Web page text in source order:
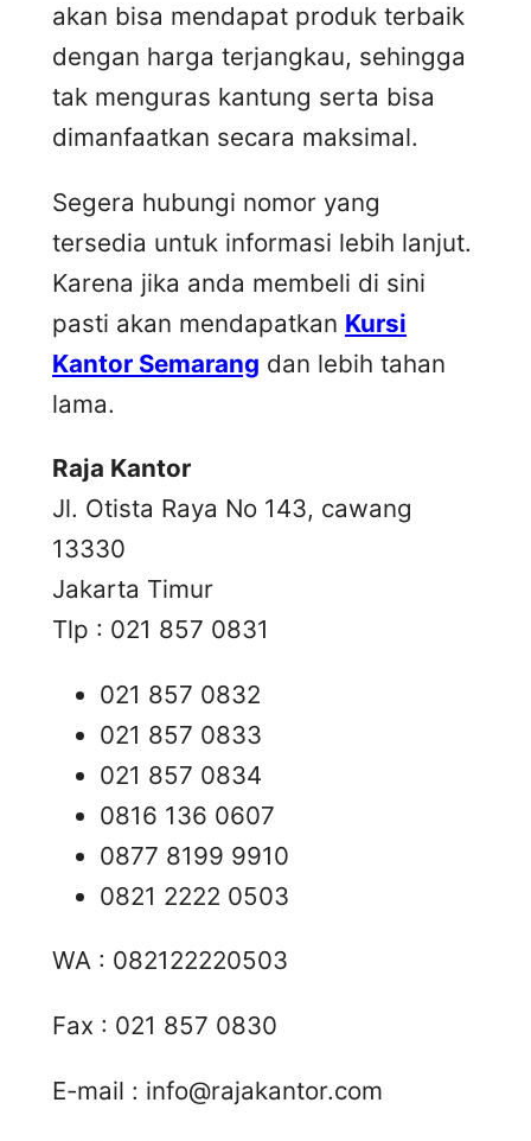
akan bisa mendapat produk terbaik
dengan harga terjangkau, sehingga
tak menguras kantung serta bisa
dimanfaatkan secara maksimal.
Segera hubungi nomor yang
tersedia untuk informasi lebih lanjut.
Karena jika anda membeli di sini
pasti akan mendapatkan Kursi
Kantor Semarang dan lebih tahan
lama.
Raja Kantor
Jl. Otista Raya No 143, cawang
13330
Jakarta Timur
Tlp : 021 857 0831
021 857 0832
021 857 0833
021 857 0834
0816 136 0607
0877 8199 9910
0821 2222 0503
WA : 082122220503
Fax : 021 857 0830
E-mail : info@rajakantor.com